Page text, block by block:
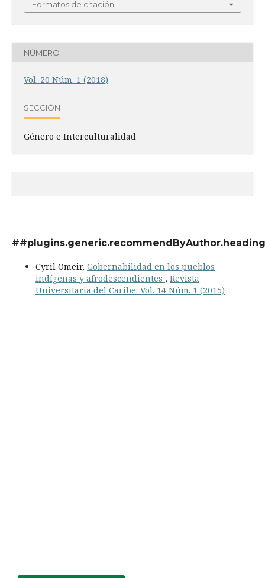
Formatos de citación
NÚMERO
Vol. 20 Núm. 1 (2018)
SECCIÓN
Género e Interculturalidad
Cyril Omeir, Gobernabilidad en los pueblos
indígenas y afrodescendientes , Revista
Universitaria del Caribe: Vol. 14 Núm. 1 (2015)